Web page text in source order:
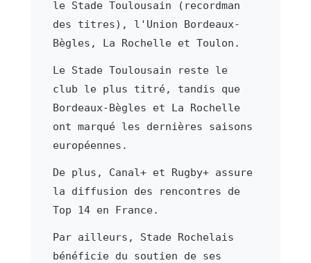
le Stade Toulousain (recordman
des titres), l'Union Bordeaux-
Bègles, La Rochelle et Toulon.
Le Stade Toulousain reste le
club le plus titré, tandis que
Bordeaux-Bègles et La Rochelle
ont marqué les dernières saisons
européennes.
De plus, Canal+ et Rugby+ assure
la diffusion des rencontres de
Top 14 en France.
Par ailleurs, Stade Rochelais
bénéficie du soutien de ses